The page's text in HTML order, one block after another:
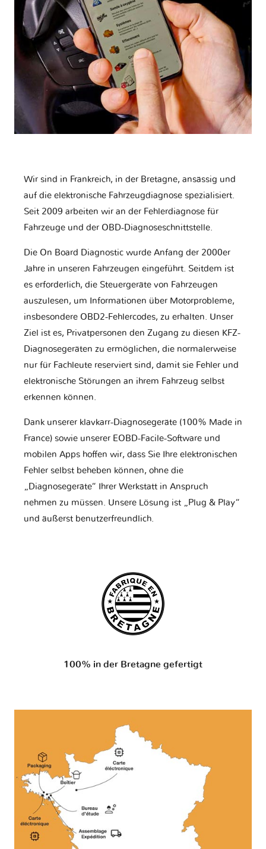
Wir sind in Frankreich, in der Bretagne, ansässig und
auf die elektronische Fahrzeugdiagnose spezialisiert.
Seit 2009 arbeiten wir an der Fehlerdiagnose für
Fahrzeuge und der OBD-Diagnoseschnittstelle.
Die On Board Diagnostic wurde Anfang der 2000er
Jahre in unseren Fahrzeugen eingeführt. Seitdem ist
es erforderlich, die Steuergeräte von Fahrzeugen
auszulesen, um Informationen über Motorprobleme,
insbesondere OBD2-Fehlercodes, zu erhalten. Unser
Ziel ist es, Privatpersonen den Zugang zu diesen KFZ-
Diagnosegeräten zu ermöglichen, die normalerweise
nur für Fachleute reserviert sind, damit sie Fehler und
elektronische Störungen an ihrem Fahrzeug selbst
erkennen können.
Dank unserer klavkarr-Diagnosegeräte (100% Made in
France) sowie unserer EOBD-Facile-Software und
mobilen Apps hoffen wir, dass Sie Ihre elektronischen
Fehler selbst beheben können, ohne die
„Diagnosegeräte“ Ihrer Werkstatt in Anspruch
nehmen zu müssen. Unsere Lösung ist „Plug & Play“
und äußerst benutzerfreundlich.
100% in der Bretagne gefertigt